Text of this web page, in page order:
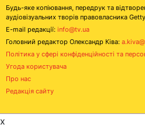
Будь-яке копіювання, передрук та
аудіовізуальних творів правовласника
E-mail редакції: info@tv.ua
Головний редактор Олександр Ківа:
Політика у сфері конфіденційності та
Угода користувача
Про нас
Редакція сайту
x